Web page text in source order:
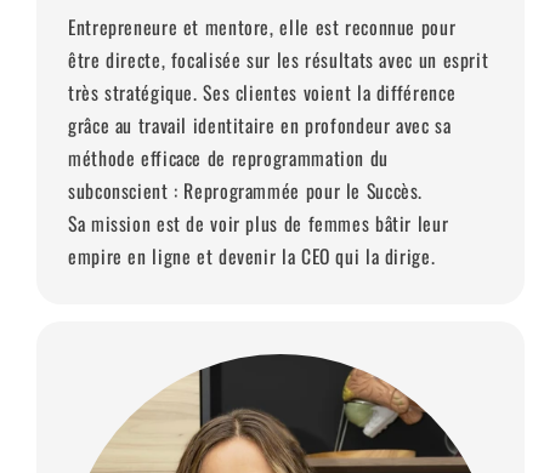
Entrepreneure et mentore, elle est reconnue pour
être directe, focalisée sur les résultats avec un esprit
très stratégique. Ses clientes voient la différence
grâce au travail identitaire en profondeur avec sa
méthode efficace de reprogrammation du
subconscient : Reprogrammée pour le Succès.
Sa mission est de voir plus de femmes bâtir leur
empire en ligne et devenir la CEO qui la dirige.